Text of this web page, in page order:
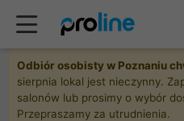
Odbiór osobisty w Poznaniu
sierpnia lokal jest nieczynny.
salonów lub prosimy o wybór
Przepraszamy za utrudnienia.